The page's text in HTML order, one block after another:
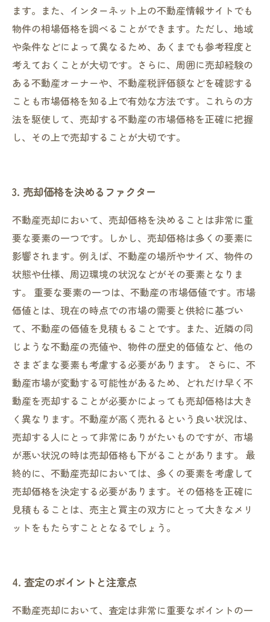
ます。また、インターネット上の不動産情報サイトでも
物件の相場価格を調べることができます。ただし、地域
や条件などによって異なるため、あくまでも参考程度と
考えておくことが大切です。さらに、周囲に売却経験の
ある不動産オーナーや、不動産税評価額などを確認する
ことも市場価格を知る上で有効な方法です。これらの方
法を駆使して、売却する不動産の市場価格を正確に把握
し、その上で売却することが大切です。
3. 売却価格を決めるファクター
不動産売却において、売却価格を決めることは非常に重
要な要素の一つです。しかし、売却価格は多くの要素に
影響されます。例えば、不動産の場所やサイズ、物件の
状態や仕様、周辺環境の状況などがその要素となりま
す。 重要な要素の一つは、不動産の市場価値です。市場
価値とは、現在の時点での市場の需要と供給に基づい
て、不動産の価値を見積もることです。また、近隣の同
じような不動産の売値や、物件の歴史的価値など、他の
さまざまな要素も考慮する必要があります。 さらに、不
動産市場が変動する可能性があるため、どれだけ早く不
動産を売却することが必要かによっても売却価格は大き
く異なります。不動産が高く売れるという良い状況は、
売却する人にとって非常にありがたいものですが、市場
が悪い状況の時は売却価格も下がることがあります。 最
終的に、不動産売却においては、多くの要素を考慮して
売却価格を決定する必要があります。その価格を正確に
見積もることは、売主と買主の双方にとって大きなメリ
ットをもたらすこととなるでしょう。
4. 査定のポイントと注意点
不動産売却において、査定は非常に重要なポイントの一